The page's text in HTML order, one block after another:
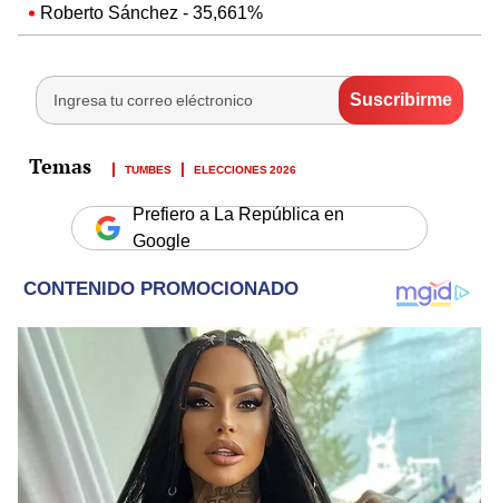
Roberto Sánchez - 35,661%
TUMBES ELECCIONES 2026
Prefiero a La República en
Google